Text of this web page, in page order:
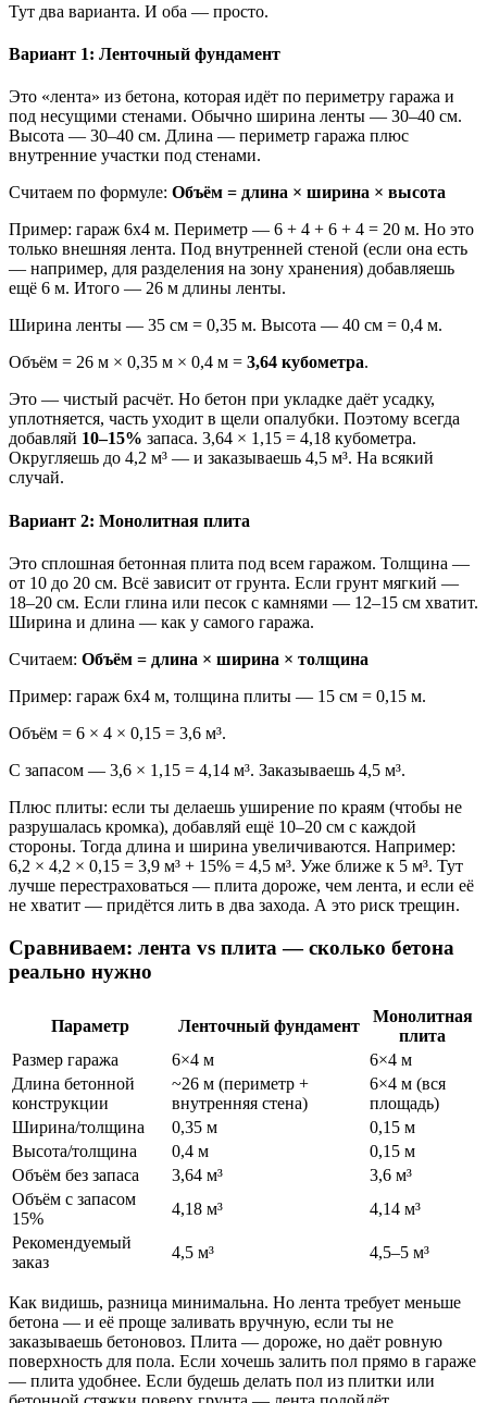
Тут два варианта. И оба — просто.
Вариант 1: Ленточный фундамент
Это «лента» из бетона, которая идёт по периметру гаража и
под несущими стенами. Обычно ширина ленты — 30–40 см.
Высота — 30–40 см. Длина — периметр гаража плюс
внутренние участки под стенами.
Считаем по формуле: Объём = длина × ширина × высота
Пример: гараж 6х4 м. Периметр — 6 + 4 + 6 + 4 = 20 м. Но это
только внешняя лента. Под внутренней стеной (если она есть
— например, для разделения на зону хранения) добавляешь
ещё 6 м. Итого — 26 м длины ленты.
Ширина ленты — 35 см = 0,35 м. Высота — 40 см = 0,4 м.
Объём = 26 м × 0,35 м × 0,4 м = 3,64 кубометра.
Это — чистый расчёт. Но бетон при укладке даёт усадку,
уплотняется, часть уходит в щели опалубки. Поэтому всегда
добавляй 10–15% запаса. 3,64 × 1,15 = 4,18 кубометра.
Округляешь до 4,2 м³ — и заказываешь 4,5 м³. На всякий
случай.
Вариант 2: Монолитная плита
Это сплошная бетонная плита под всем гаражом. Толщина —
от 10 до 20 см. Всё зависит от грунта. Если грунт мягкий —
18–20 см. Если глина или песок с камнями — 12–15 см хватит.
Ширина и длина — как у самого гаража.
Считаем: Объём = длина × ширина × толщина
Пример: гараж 6х4 м, толщина плиты — 15 см = 0,15 м.
Объём = 6 × 4 × 0,15 = 3,6 м³.
С запасом — 3,6 × 1,15 = 4,14 м³. Заказываешь 4,5 м³.
Плюс плиты: если ты делаешь уширение по краям (чтобы не
разрушалась кромка), добавляй ещё 10–20 см с каждой
стороны. Тогда длина и ширина увеличиваются. Например:
6,2 × 4,2 × 0,15 = 3,9 м³ + 15% = 4,5 м³. Уже ближе к 5 м³. Тут
лучше перестраховаться — плита дороже, чем лента, и если её
не хватит — придётся лить в два захода. А это риск трещин.
Сравниваем: лента vs плита — сколько бетона
реально нужно
Параметр Ленточный фундамент
Монолитная
плита
Размер гаража
6×4 м
6×4 м
Длина бетонной
конструкции
~26 м (периметр +
внутренняя стена)
6×4 м (вся
площадь)
Ширина/толщина
0,35 м
0,15 м
Высота/толщина
0,4 м
0,15 м
Объём без запаса
3,64 м³
3,6 м³
Объём с запасом
15%
4,18 м³
4,14 м³
Рекомендуемый
заказ
4,5 м³ 4,5–5 м³
Как видишь, разница минимальна. Но лента требует меньше
бетона — и её проще заливать вручную, если ты не
заказываешь бетоновоз. Плита — дороже, но даёт ровную
поверхность для пола. Если хочешь залить пол прямо в гараже
— плита удобнее. Если будешь делать пол из плитки или